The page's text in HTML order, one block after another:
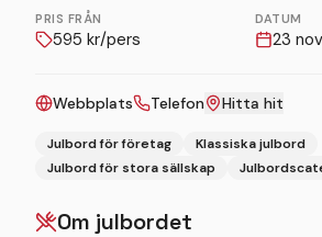
PRIS FRÅN
595 kr/pers
DATUM
23
Webbplats Telefon Hitta hit
Julbord för företag
Klassiska julbord
Julbord för stora sällskap
Om julbordet